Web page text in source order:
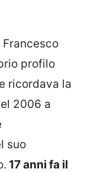
profilo
ricordava la
2006 a
suo
17 anni fa il